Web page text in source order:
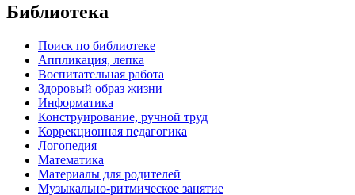
Библиотека
Поиск по библиотеке
Аппликация, лепка
Воспитательная работа
Здоровый образ жизни
Информатика
Конструирование, ручной труд
Коррекционная педагогика
Логопедия
Математика
Материалы для родителей
Музыкально-ритмическое занятие